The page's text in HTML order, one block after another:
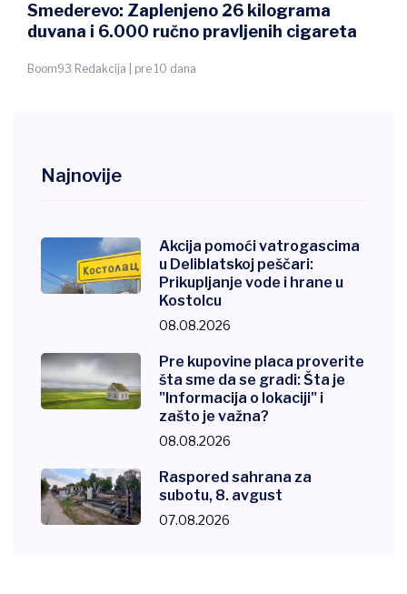
Smederevo: Zaplenjeno 26 kilograma
duvana i 6.000 ručno pravljenih cigareta
Boom93 Redakcija | pre 10 dana
Najnovije
Akcija pomoći vatrogascima
u Deliblatskoj peščari:
Prikupljanje vode i hrane u
Kostolcu
08.08.2026
Pre kupovine placa proverite
šta sme da se gradi: Šta je
"Informacija o lokaciji" i
zašto je važna?
08.08.2026
Raspored sahrana za
subotu, 8. avgust
07.08.2026